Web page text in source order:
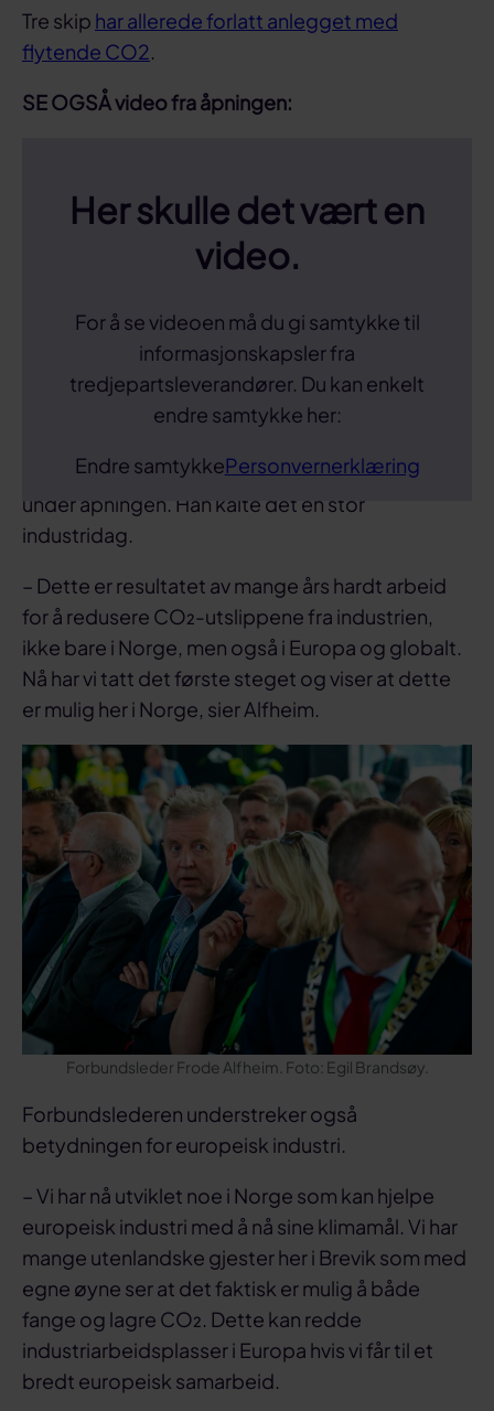
Tre skip har allerede forlatt anlegget med
flytende CO2.
SE OGSÅ video fra åpningen:
Her skulle det vært en
video.
For å se videoen må du gi samtykke til
informasjonskapsler fra
tredjepartsleverandører. Du kan enkelt
endre samtykke her:
Endre samtykkePersonvernerklæring
Forbundsleder Frode Alfheim var også til stede
under åpningen. Han kalte det en stor
industridag.
– Dette er resultatet av mange års hardt arbeid
for å redusere CO₂-utslippene fra industrien,
ikke bare i Norge, men også i Europa og globalt.
Nå har vi tatt det første steget og viser at dette
er mulig her i Norge, sier Alfheim.
Forbundsleder Frode Alfheim. Foto: Egil Brandsøy.
Forbundslederen understreker også
betydningen for europeisk industri.
– Vi har nå utviklet noe i Norge som kan hjelpe
europeisk industri med å nå sine klimamål. Vi har
mange utenlandske gjester her i Brevik som med
egne øyne ser at det faktisk er mulig å både
fange og lagre CO₂. Dette kan redde
industriarbeidsplasser i Europa hvis vi får til et
bredt europeisk samarbeid.